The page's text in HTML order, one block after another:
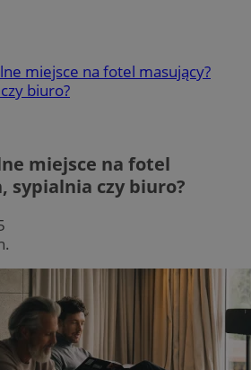
miejsce na fotel masujący?
biuro?
miejsce na fotel
sypialnia czy biuro?